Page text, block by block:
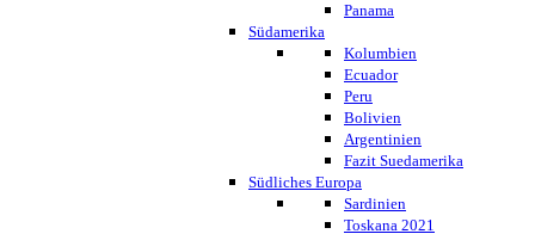
Panama
Südamerika
Kolumbien
Ecuador
Peru
Bolivien
Argentinien
Fazit Suedamerika
Südliches Europa
Sardinien
Toskana 2021